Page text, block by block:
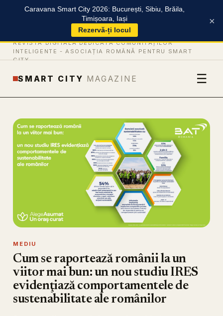
Caravana Smart City 2026: București, Sibiu, Brăila,
Timișoara, Iași
Rezervă-ți locul
×
REVISTĂ DIGITALĂ DEDICATĂ COMUNITĂȚILOR
INTELIGENTE - ASOCIAȚIA ROMÂNĂ PENTRU SMART
CITY
SMART CITY MAGAZINE ☰
MEDIU
Cum se raportează românii la un
viitor mai bun: un nou studiu IRES
evidenţiază comportamentele de
sustenabilitate ale românilor